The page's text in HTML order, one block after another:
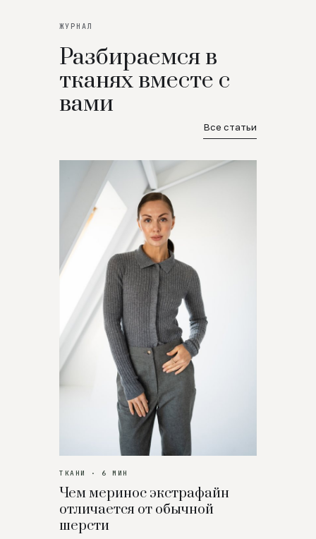
ЖУРНАЛ
Разбираемся в
тканях вместе с
вами
Все статьи
ТКАНИ · 6 МИН
Чем меринос экстрафайн
отличается от обычной
шерсти